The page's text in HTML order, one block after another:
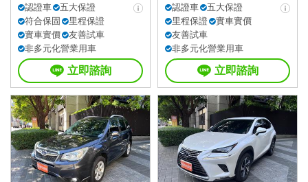
認證車
五大保證
符合保固
里程保證
實車實價
友善試車
非多元化營業用車
立即諮詢
認證車
五大保證
里程保證
實車實價
友善試車
非多元化營業用車
立即諮詢